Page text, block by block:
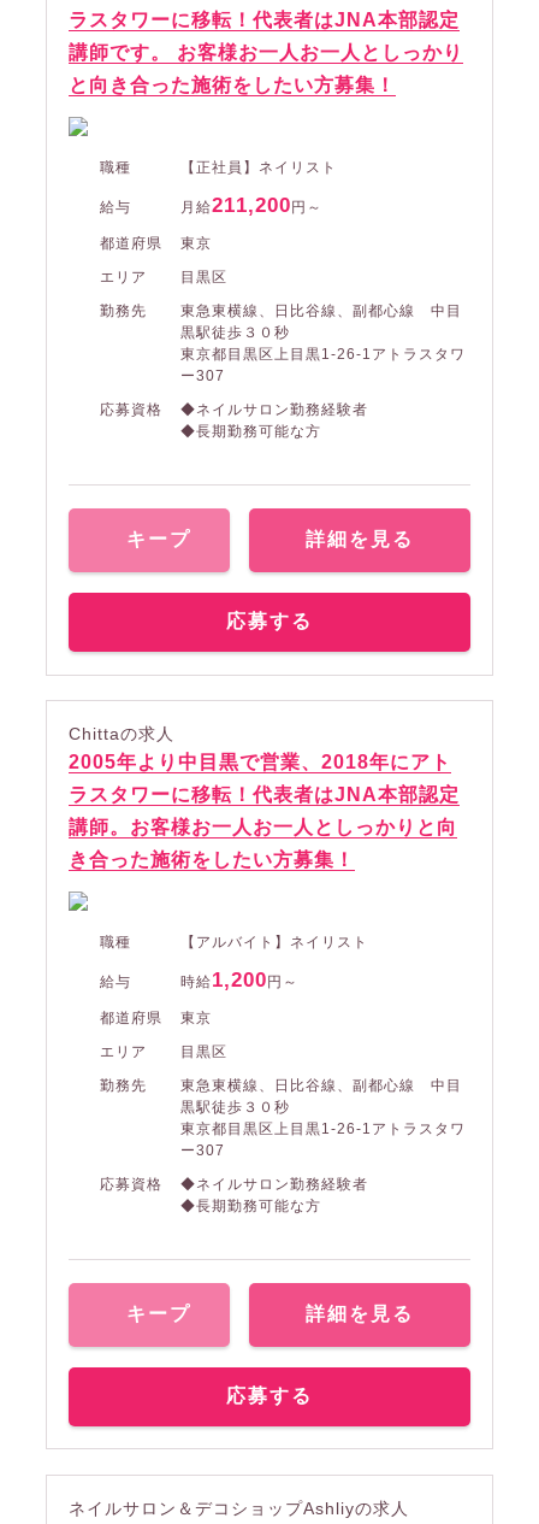
ラスタワーに移転！代表者はJNA本部認定
講師です。 お客様お一人お一人としっかり
と向き合った施術をしたい方募集！
職種 【正社員】ネイリスト
給与 月給211,200 円～
都道府県
東京
エリア
目黒区
勤務先
東急東横線、日比谷線、副都心線 中目
黒駅徒歩３０秒
東京都目黒区上目黒1-26-1アトラスタワ
ー307
応募資格
◆ネイルサロン勤務経験者
◆長期勤務可能な方
キープ 詳細を見る
応募する
Chittaの求人
2005年より中目黒で営業、2018年にアト
ラスタワーに移転！代表者はJNA本部認定
講師。お客様お一人お一人としっかりと向
き合った施術をしたい方募集！
職種 【アルバイト】ネイリスト
給与 時給1,200円～
都道府県
東京
エリア
目黒区
勤務先
東急東横線、日比谷線、副都心線 中目
黒駅徒歩３０秒
東京都目黒区上目黒1-26-1アトラスタワ
ー307
応募資格
◆ネイルサロン勤務経験者
◆長期勤務可能な方
キープ 詳細を見る
応募する
ネイルサロン＆デコショップAshliyの求人